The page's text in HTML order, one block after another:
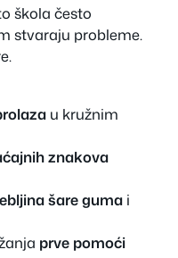
škola često
stvaraju probleme.
u kružnim
znakova
šare guma i
prve pomoći